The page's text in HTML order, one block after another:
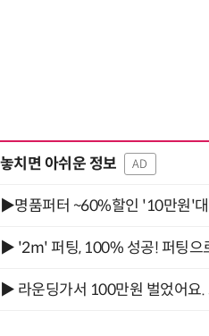
놓치면 아쉬운 정보 AD
▶명품퍼터 ~60%할인 '10만원'
▶ '2m' 퍼팅, 100% 성공! 퍼팅으
▶ 라운딩가서 100만원 벌었어요.